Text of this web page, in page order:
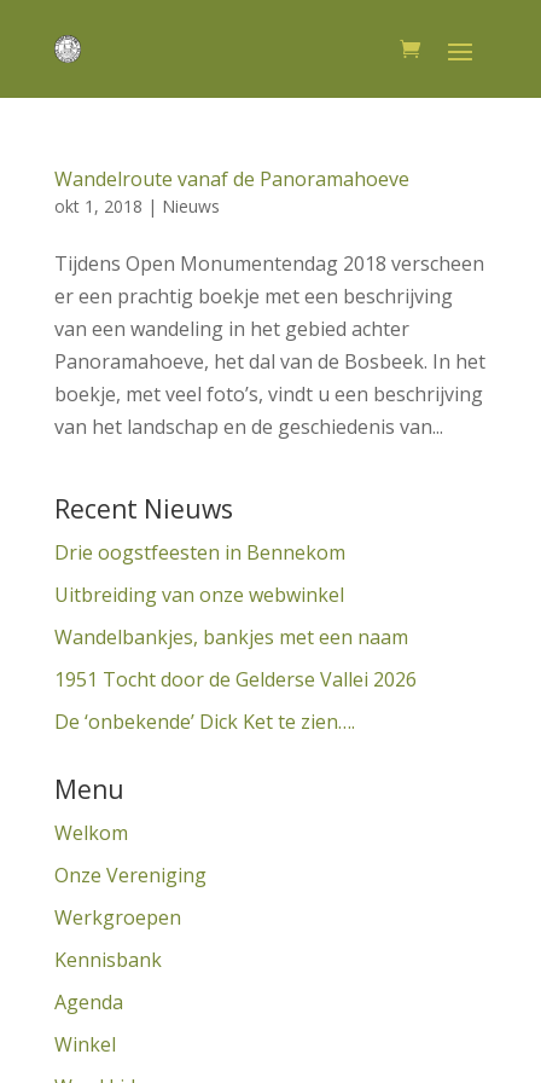
Wandelroute vanaf de Panoramahoeve
okt 1, 2018 | Nieuws
Tijdens Open Monumentendag 2018 verscheen
er een prachtig boekje met een beschrijving
van een wandeling in het gebied achter
Panoramahoeve, het dal van de Bosbeek. In het
boekje, met veel foto’s, vindt u een beschrijving
van het landschap en de geschiedenis van...
Recent Nieuws
Drie oogstfeesten in Bennekom
Uitbreiding van onze webwinkel
Wandelbankjes, bankjes met een naam
1951 Tocht door de Gelderse Vallei 2026
De ‘onbekende’ Dick Ket te zien….
Menu
Welkom
Onze Vereniging
Werkgroepen
Kennisbank
Agenda
Winkel